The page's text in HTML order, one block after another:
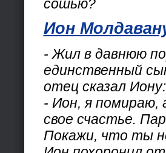
сошью?
Ион
- Жил в давнюю
единственный
отец сказал Иону:
- Ион, я помираю,
свое счастье.
Покажи, что ты